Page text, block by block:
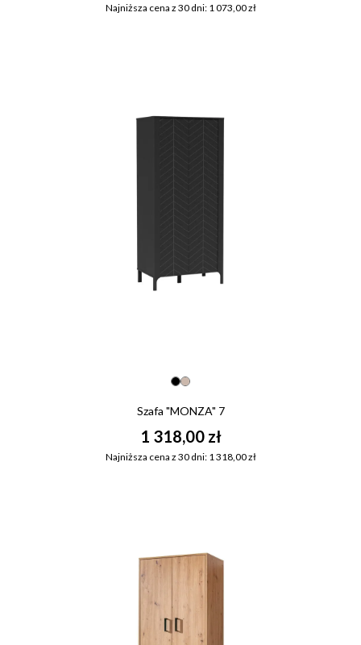
Najniższa cena z 30 dni: 1 073,00 zł
Szafa "MONZA" 7
1 318,00 zł
Najniższa cena z 30 dni: 1 318,00 zł